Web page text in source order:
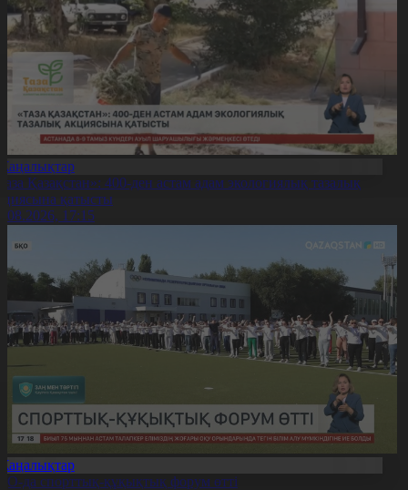
Қазақстан»: 400-ден астам адам экологиялық тазалық
қатысты
17:15
да спорттық-құқықтық форум өтті